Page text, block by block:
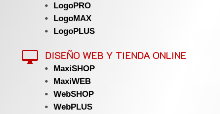
LogoPRO
LogoMAX
LogoPLUS
 DISEÑO WEB Y TIENDA ONLINE
MaxiSHOP
MaxiWEB
WebSHOP
WebPLUS